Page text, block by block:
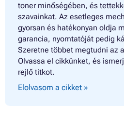
toner minőségében, és
szavainkat. Az esetleges
gyorsan és hatékonyan oldja
garancia, nyomtatóját pedig
Szeretne többet megtudni az
Olvassa el cikkünket, és
rejlő titkot.
Elolvasom a cikket »